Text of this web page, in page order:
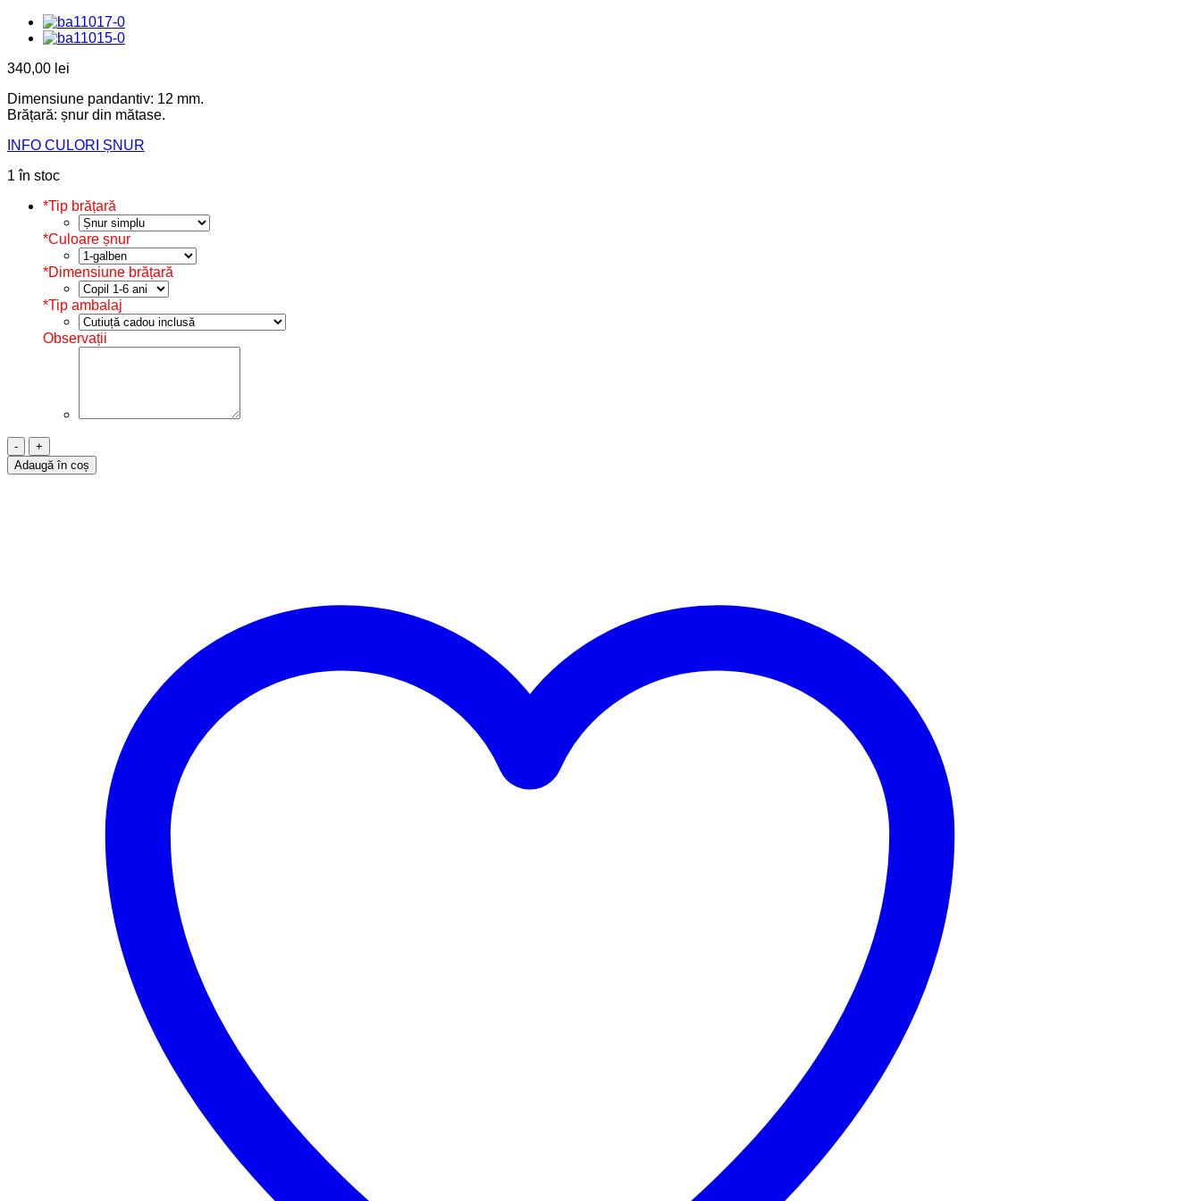
340,00 lei
Dimensiune pandantiv: 12 mm.
Brățară: șnur din mătase.
INFO CULORI ȘNUR
1 în stoc
*Tip brățară
*Culoare șnur
*Dimensiune brățară
*Tip ambalaj
Observații
Cantitate
Brățară
Șnur,
Adaugă în coș